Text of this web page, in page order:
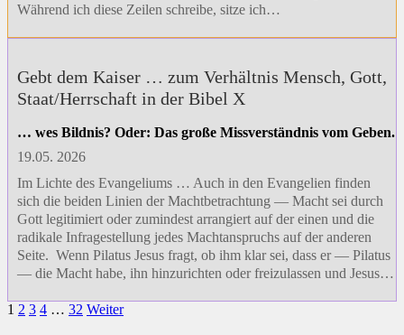
Während ich diese Zeilen schreibe, sitze ich…
Gebt dem Kaiser … zum Verhältnis Mensch, Gott,
Staat/Herrschaft in der Bibel X
… wes Bildnis? Oder: Das große Missverständnis vom Geben.
19.05. 2026
Im Lichte des Evangeliums … Auch in den Evangelien finden
sich die beiden Linien der Machtbetrachtung — Macht sei durch
Gott legitimiert oder zumindest arrangiert auf der einen und die
radikale Infragestellung jedes Machtanspruchs auf der anderen
Seite. Wenn Pilatus Jesus fragt, ob ihm klar sei, dass er — Pilatus
— die Macht habe, ihn hinzurichten oder freizulassen und Jesus…
1 2 3 4 … 32 Weiter